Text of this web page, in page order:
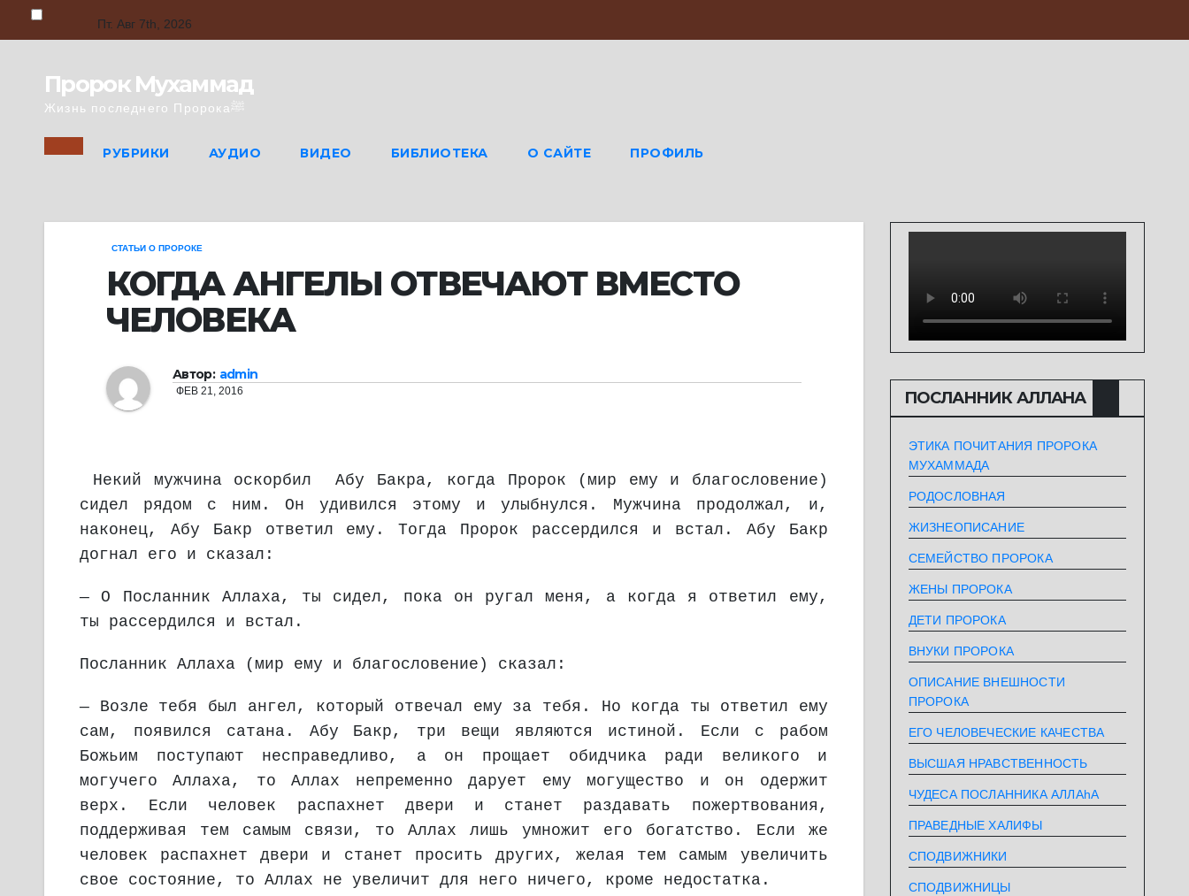
Пт. Авг 7th, 2026
Пророк Мухаммад
Жизнь последнего Пророкаﷺ
РУБРИКИ АУДИО ВИДЕО БИБЛИОТЕКА О САЙТЕ ПРОФИЛЬ
СТАТЬИ О ПРОРОКЕ
КОГДА АНГЕЛЫ ОТВЕЧАЮТ ВМЕСТО
ЧЕЛОВЕКА
Автор: admin
ФЕВ 21, 2016
Некий мужчина оскорбил Абу Бакра, когда Пророк (мир ему и благословение)
сидел рядом с ним. Он удивился этому и улыбнулся. Мужчина продолжал, и,
наконец, Абу Бакр ответил ему. Тогда Пророк рассердился и встал. Абу Бакр
догнал его и сказал:
— О Посланник Аллаха, ты сидел, пока он ругал меня, а когда я ответил ему,
ты рассердился и встал.
Посланник Аллаха (мир ему и благословение) сказал:
— Возле тебя был ангел, который отвечал ему за тебя. Но когда ты ответил ему
сам, появился сатана. Абу Бакр, три вещи являются истиной. Если с рабом
Божьим поступают несправедливо, а он прощает обидчика ради великого и
могучего Аллаха, то Аллах непременно дарует ему могущество и он одержит
верх. Если человек распахнет двери и станет раздавать пожертвования,
поддерживая тем самым связи, то Аллах лишь умножит его богатство. Если же
человек распахнет двери и станет просить других, желая тем самым увеличить
свое состояние, то Аллах не увеличит для него ничего, кроме недостатка.
ПОСЛАННИК АЛЛАHА
ЭТИКА ПОЧИТАНИЯ ПРОРОКА
МУХАММАДА
РОДОСЛОВНАЯ
ЖИЗНЕОПИСАНИЕ
СЕМЕЙСТВО ПРОРОКА
ЖЕНЫ ПРОРОКА
ДЕТИ ПРОРОКА
ВНУКИ ПРОРОКА
ОПИСАНИЕ ВНЕШНОСТИ
ПРОРОКА
ЕГО ЧЕЛОВЕЧЕСКИЕ КАЧЕСТВА
ВЫСШАЯ НРАВСТВЕННОСТЬ
ЧУДЕСА ПОСЛАННИКА АЛЛАhА
ПРАВЕДНЫЕ ХАЛИФЫ
СПОДВИЖНИКИ
СПОДВИЖНИЦЫ